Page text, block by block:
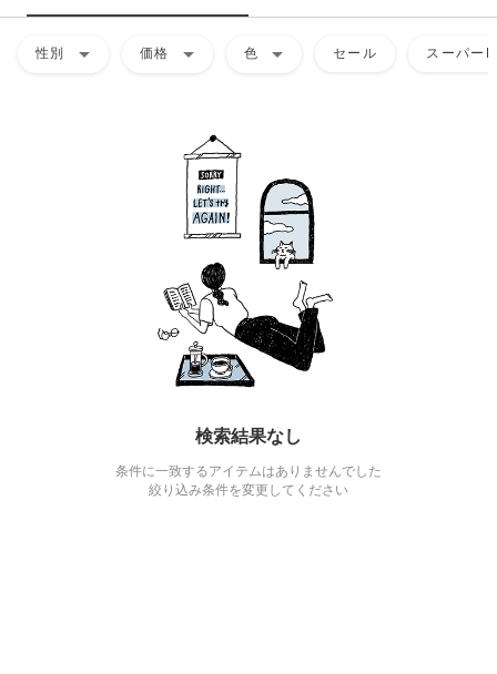
性別 arrow_drop_down 価格 arrow_drop_down 色 arrow_drop_down セール スーパー
検索結果なし
条件に一致するアイテムはありませんでした
絞り込み条件を変更してください